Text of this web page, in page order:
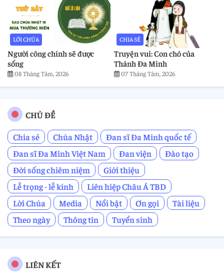
LỜI CHÚA
Người công chính sẽ được
sống
08 Tháng Tám, 2026
CHIA SẺ
Truyện vui: Con chó của
Thánh Đa Minh
07 Tháng Tám, 2026
CHỦ ĐỀ
Chia sẻ
Chúa Nhật
Đan sĩ Đa Minh quốc tế
Đan sĩ Đa Minh Việt Nam
Đan viện
Đào tạo
Đời sống chiêm niệm
Giới thiệu
Lễ trọng - lễ kính
Liên hiệp Châu Á TBD
Lời Chúa
Media Nổi bật Ơn gọi
Tài liệu
Theo ngày
Thông tin Tuyển sinh
LIÊN KẾT